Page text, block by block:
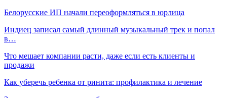
Белорусские ИП начали переоформляться в юрлица
Индиец записал самый длинный музыкальный трек и попал
в…
Что мешает компании расти, даже если есть клиенты и
продажи
Как уберечь ребенка от ринита: профилактика и лечение